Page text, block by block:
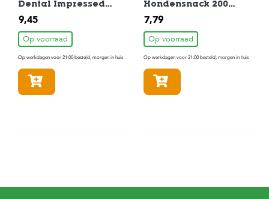
Dental Impressed
Kauwbot Mini 7 stuks
9,45
Op voorraad
Op werkdagen voor 21:00 besteld, morgen in huis
Hondensnack 200
gram
7,79
Op voorraad
Op werkdagen voor 21:00 besteld, morgen in huis